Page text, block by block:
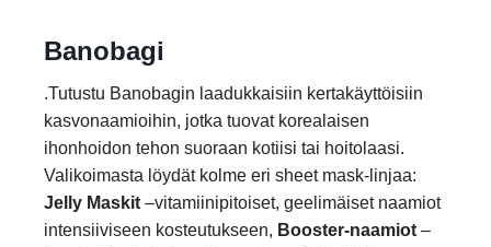
Banobagi
.Tutustu Banobagin laadukkaisiin kertakäyttöisiin
kasvonaamioihin, jotka tuovat korealaisen
ihonhoidon tehon suoraan kotiisi tai hoitolaasi.
Valikoimasta löydät kolme eri sheet mask-linjaa:
Jelly Maskit –vitamiinipitoiset, geelimäiset naamiot
intensiiviseen kosteutukseen, Booster-naamiot –